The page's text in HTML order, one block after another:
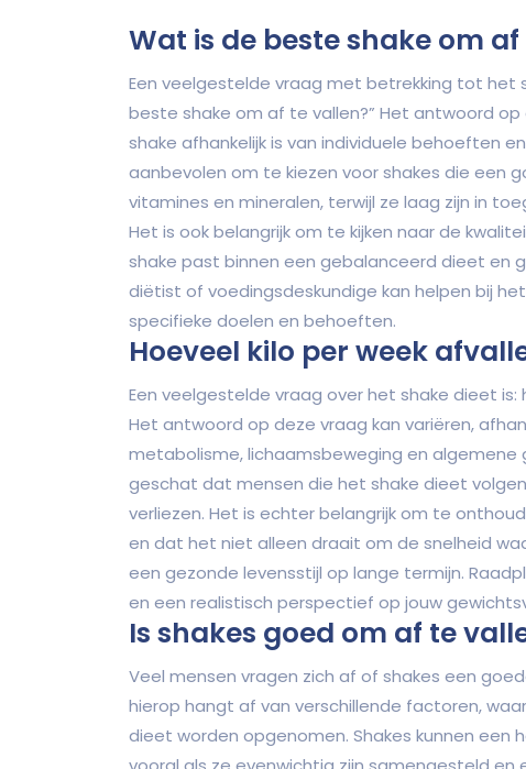
Wat is de beste shake om
Een veelgestelde vraag met betrekking tot het
beste shake om af te vallen?” Het antwoord
shake afhankelijk is van individuele behoeften
aanbevolen om te kiezen voor shakes die een
vitamines en mineralen, terwijl ze laag zijn in
Het is ook belangrijk om te kijken naar de
shake past binnen een gebalanceerd dieet en
diëtist of voedingsdeskundige kan helpen bij
specifieke doelen en behoeften.
Hoeveel kilo per week
Een veelgestelde vraag over het shake dieet
Het antwoord op deze vraag kan variëren,
metabolisme, lichaamsbeweging en
geschat dat mensen die het shake dieet
verliezen. Het is echter belangrijk om te
en dat het niet alleen draait om de snelheid
een gezonde levensstijl op lange termijn.
en een realistisch perspectief op jouw
Is shakes goed om af te
Veel mensen vragen zich af of shakes een
hierop hangt af van verschillende factoren,
dieet worden opgenomen. Shakes kunnen een